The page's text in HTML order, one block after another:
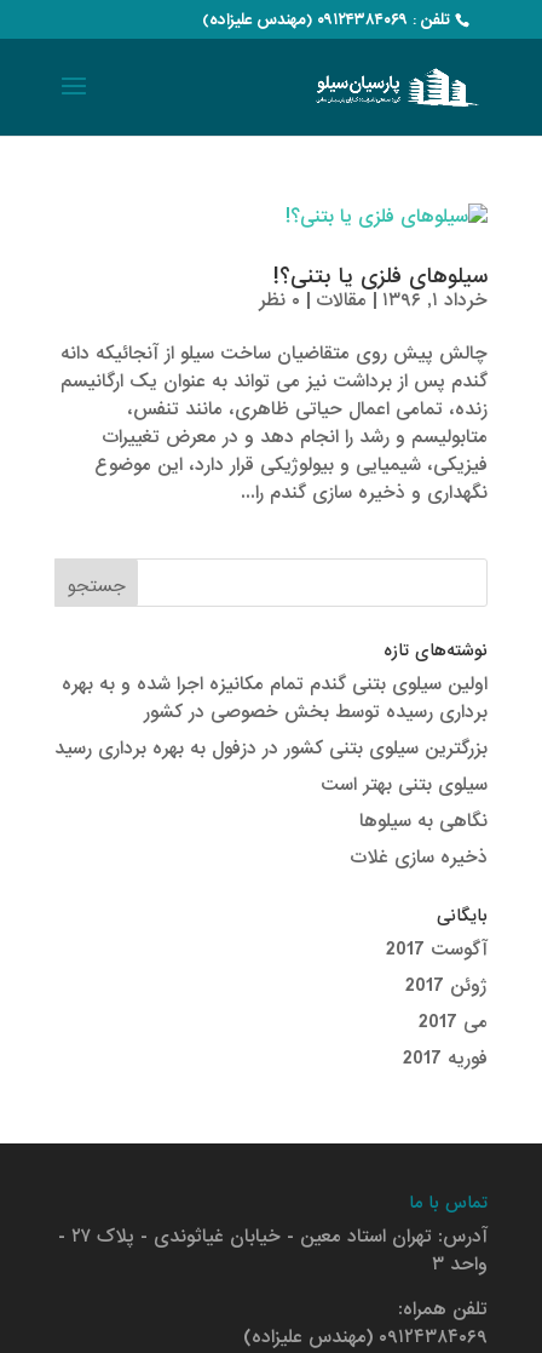
تلفن : ۰۹۱۲۴۳۸۴۰۶۹ (مهندس علیزاده)
سیلوهای فلزی یا بتنی؟!
خرداد ۱, ۱۳۹۶ | مقالات | ۰ نظر
چالش پیش روی متقاضیان ساخت سیلو از آنجائیکه دانه
گندم پس از برداشت نیز می تواند به عنوان یک ارگانیسم
زنده، تمامی اعمال حیاتی ظاهری، مانند تنفس،
متابولیسم و رشد را انجام دهد و در معرض تغییرات
فیزیکی، شیمیایی و بیولوژیکی قرار دارد، این موضوع
نگهداری و ذخیره سازی گندم را...
نوشته‌های تازه
اولین سیلوی بتنی گندم تمام مکانیزه اجرا شده و به بهره
برداری رسیده توسط بخش خصوصی در کشور
بزرگترین سیلوی بتنی کشور در دزفول به بهره برداری رسید
سیلوی بتنی بهتر است
نگاهی به سیلوها
ذخیره سازی غلات
بایگانی
آگوست 2017
ژوئن 2017
می 2017
فوریه 2017
تماس با ما
آدرس: تهران استاد معین - خیابان غیاثوندی - پلاک ۲۷ -
واحد ۳
تلفن همراه:
۰۹۱۲۴۳۸۴۰۶۹ (مهندس علیزاده)